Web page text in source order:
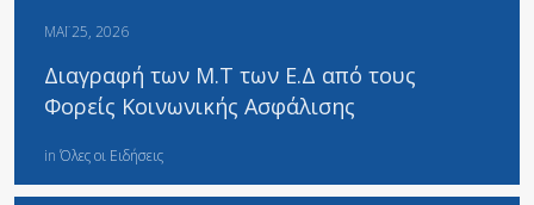
ΜΆΙ 25, 2026
Διαγραφή των Μ.Τ των Ε.Δ από τους
Φορείς Κοινωνικής Ασφάλισης
in Όλες οι Ειδήσεις